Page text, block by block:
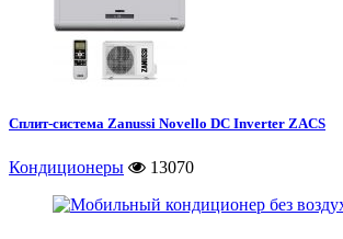
Сплит-система Zanussi Novello DC Inverter ZACS
Кондиционеры 13070